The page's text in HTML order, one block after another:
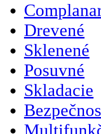
Drevené
Sklenené
Posuvné
Skladacie